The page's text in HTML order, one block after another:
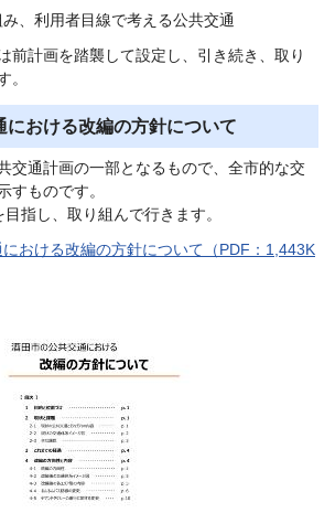
、利用者目線で考える公共交通
前計画を踏襲して設定し、引き続き、取り
。
における改編の方針について
交通計画の一部となるもので、全市的な交
すものです。
指し、取り組んで行きます。
おける改編の方針について（PDF：1,443K